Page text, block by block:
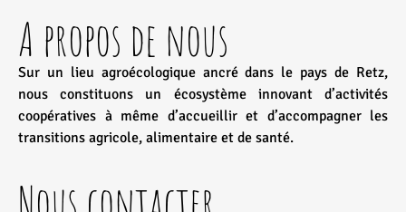
A propos de nous
Sur un lieu agroécologique ancré dans le pays de Retz,
nous constituons un écosystème innovant d’activités
coopératives à même d’accueillir et d’accompagner les
transitions agricole, alimentaire et de santé.